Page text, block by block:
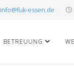
info@fuk-essen.de
BETREUUNG